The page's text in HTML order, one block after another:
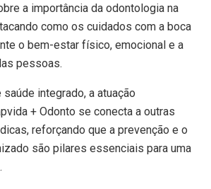
a importância da odontologia na
como os cuidados com a boca
o bem-estar físico, emocional e a
pessoas.
integrado, a atuação
+ Odonto se conecta a outras
reforçando que a prevenção e o
são pilares essenciais para uma